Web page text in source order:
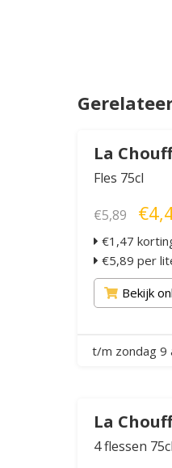
La
Fles 75cl
€5,89
€1,47
€5,89 per
Bekijk
t/m zondag 9
La
4 flessen 75cl